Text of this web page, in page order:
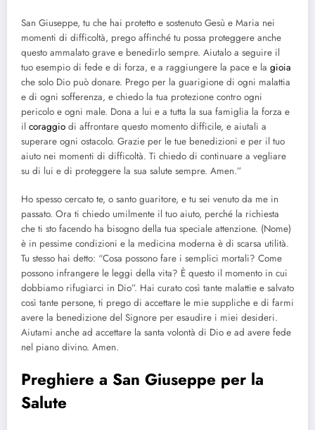
San Giuseppe, tu che hai protetto e sostenuto Gesù e Maria nei
momenti di difficoltà, prego affinché tu possa proteggere anche
questo ammalato grave e benedirlo sempre. Aiutalo a seguire il
tuo esempio di fede e di forza, e a raggiungere la pace e la gioia
che solo Dio può donare. Prego per la guarigione di ogni malattia
e di ogni sofferenza, e chiedo la tua protezione contro ogni
pericolo e ogni male. Dona a lui e a tutta la sua famiglia la forza e
il coraggio di affrontare questo momento difficile, e aiutali a
superare ogni ostacolo. Grazie per le tue benedizioni e per il tuo
aiuto nei momenti di difficoltà. Ti chiedo di continuare a vegliare
su di lui e di proteggere la sua salute sempre. Amen.”
Ho spesso cercato te, o santo guaritore, e tu sei venuto da me in
passato. Ora ti chiedo umilmente il tuo aiuto, perché la richiesta
che ti sto facendo ha bisogno della tua speciale attenzione. (Nome)
è in pessime condizioni e la medicina moderna è di scarsa utilità.
Tu stesso hai detto: “Cosa possono fare i semplici mortali? Come
possono infrangere le leggi della vita? È questo il momento in cui
dobbiamo rifugiarci in Dio”. Hai curato così tante malattie e salvato
così tante persone, ti prego di accettare le mie suppliche e di farmi
avere la benedizione del Signore per esaudire i miei desideri.
Aiutami anche ad accettare la santa volontà di Dio e ad avere fede
nel piano divino. Amen.
Preghiere a San Giuseppe per la
Salute